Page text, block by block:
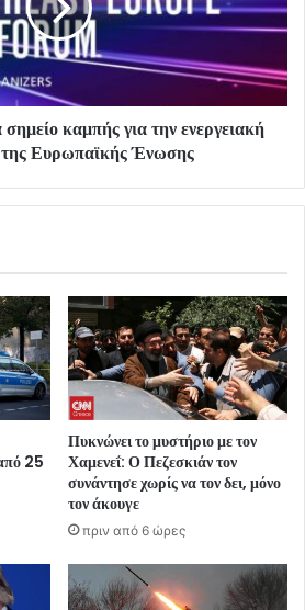
καμπής για την ενεργειακή
Ευρωπαϊκής Ένωσης
25
Πυκνώνει το μυστήριο με τον
Χαμενεΐ: Ο Πεζεσκιάν τον
συνάντησε χωρίς να τον δει, μόνο
τον άκουγε
πριν από 6 ώρες